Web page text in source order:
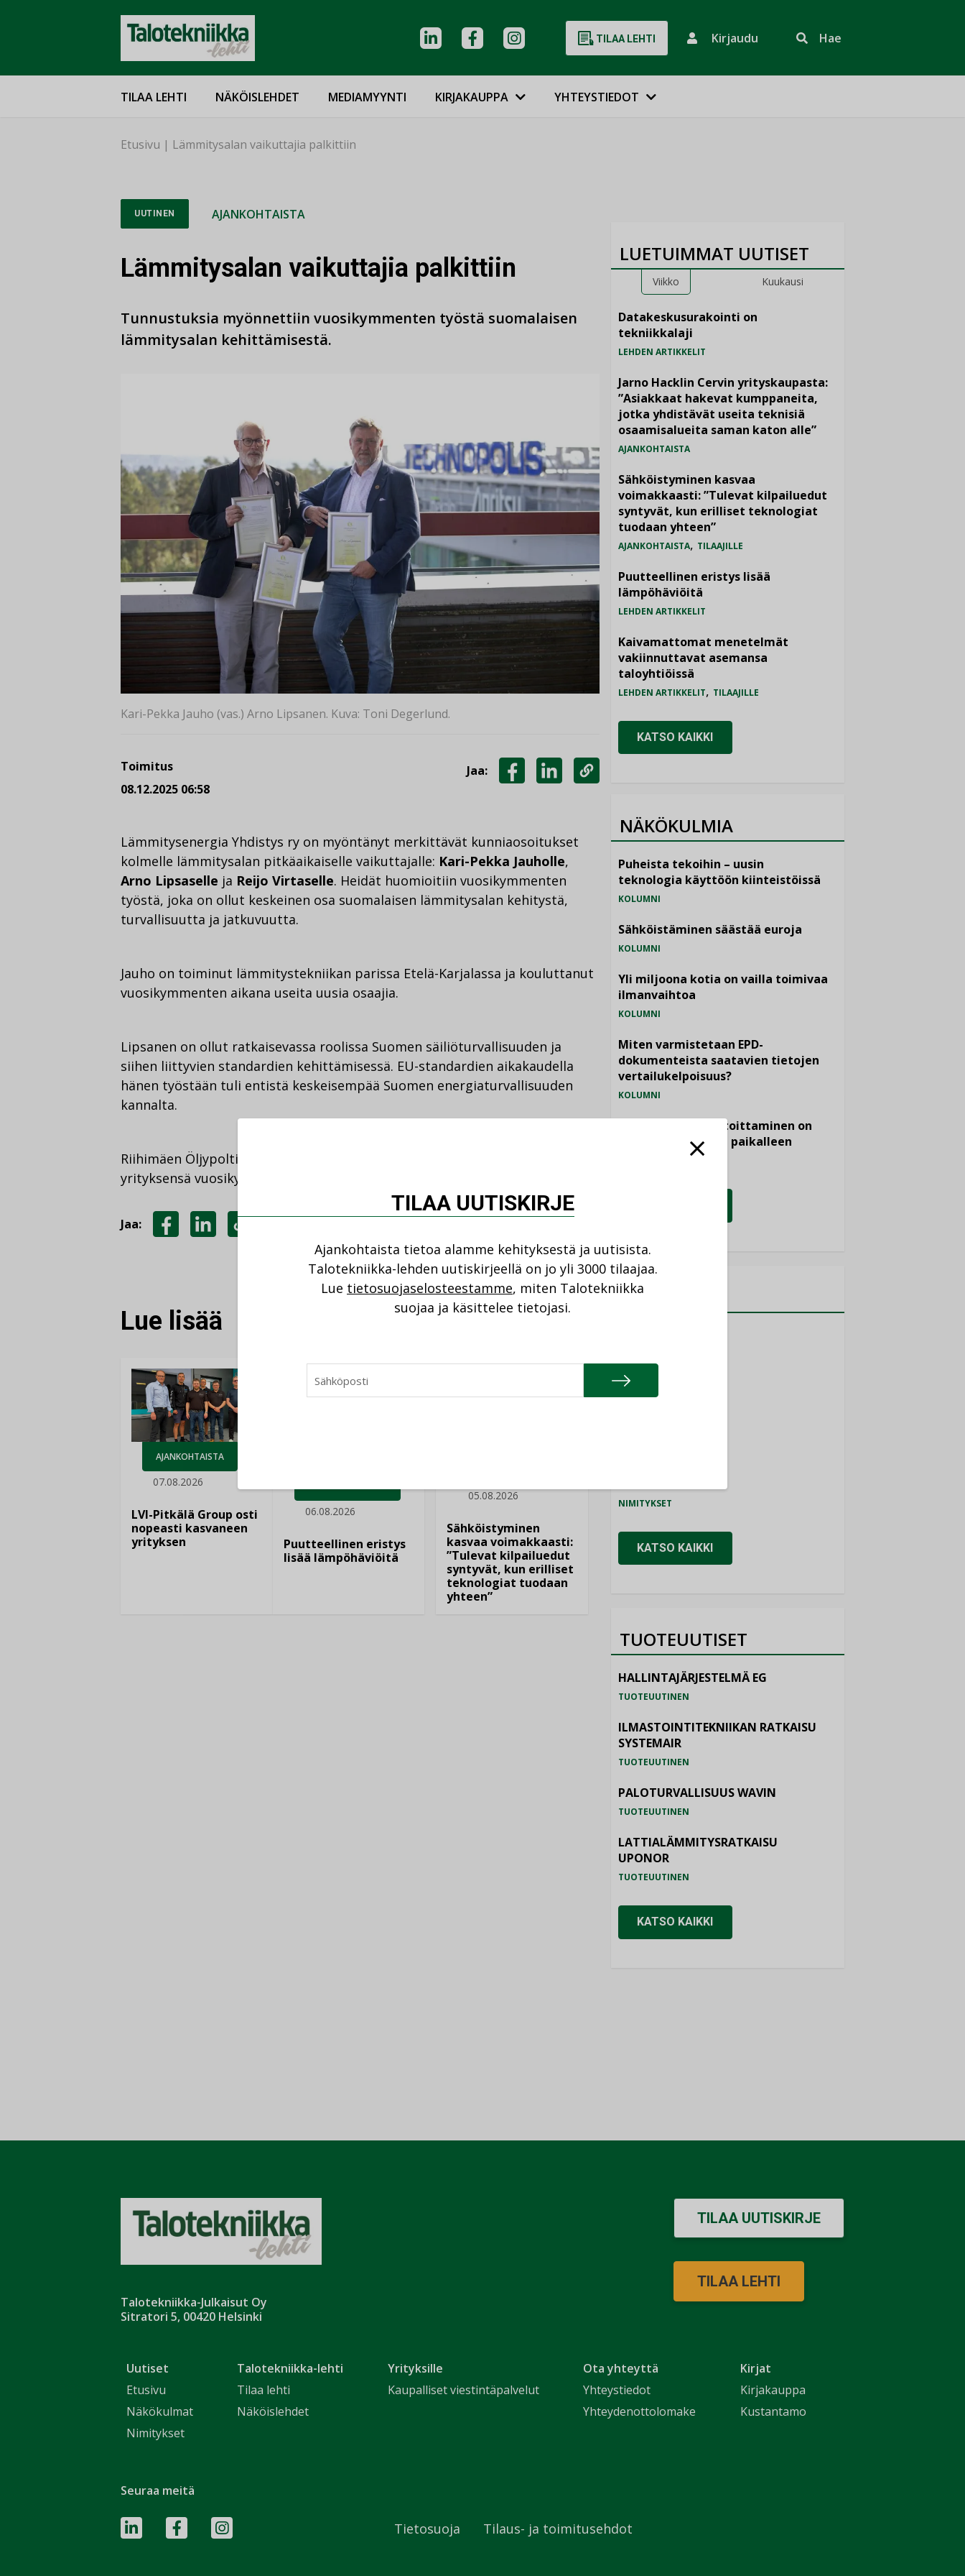
TILAA LEHTI Kirjaudu Hae
TILAA LEHTI NÄKÖISLEHDET MEDIAMYYNTI KIRJAKAUPPA YHTEYSTIEDOT
Etusivu | Lämmitysalan vaikuttajia palkittiin
UUTINEN AJANKOHTAISTA
Lämmitysalan vaikuttajia palkittiin
Tunnustuksia myönnettiin vuosikymmenten työstä suomalaisen
lämmitysalan kehittämisestä.
Kari-Pekka Jauho (vas.) Arno Lipsanen. Kuva: Toni Degerlund.
Toimitus
08.12.2025 06:58
Jaa:
Lämmitysenergia Yhdistys ry on myöntänyt merkittävät kunniaosoitukset
kolmelle lämmitysalan pitkäaikaiselle vaikuttajalle: Kari-Pekka Jauholle,
Arno Lipsaselle ja Reijo Virtaselle. Heidät huomioitiin vuosikymmenten
työstä, joka on ollut keskeinen osa suomalaisen lämmitysalan kehitystä,
turvallisuutta ja jatkuvuutta.
Jauho on toiminut lämmitystekniikan parissa Etelä-Karjalassa ja kouluttanut
vuosikymmenten aikana useita uusia osaajia.
Lipsanen on ollut ratkaisevassa roolissa Suomen säiliöturvallisuuden ja
siihen liittyvien standardien kehittämisessä. EU-standardien aikakaudella
hänen työstään tuli entistä keskeisempää Suomen energiaturvallisuuden
kannalta.
Riihimäen Öljypoltinhuollon toinen perustaja Virtanen on ohjannut
yrityksensä vuosikymmenten aikana 15 hengen työllistäjäksi.
Jaa:
Lue lisää Katso kaikki
AJANKOHTAISTA
07.08.2026
LVI-Pitkälä Group osti
nopeasti kasvaneen
yrityksen
06.08.2026
Puutteellinen eristys
lisää lämpöhäviöitä
05.08.2026
Sähköistyminen
kasvaa voimakkaasti:
”Tulevat kilpailuedut
syntyvät, kun erilliset
teknologiat tuodaan
yhteen”
LUETUIMMAT UUTISET
Viikko Kuukausi
Datakeskusurakointi on
tekniikkalaji
LEHDEN ARTIKKELIT
Jarno Hacklin Cervin yrityskaupasta:
”Asiakkaat hakevat kumppaneita,
jotka yhdistävät useita teknisiä
osaamisalueita saman katon alle”
AJANKOHTAISTA
Sähköistyminen kasvaa
voimakkaasti: ”Tulevat kilpailuedut
syntyvät, kun erilliset teknologiat
tuodaan yhteen”
AJANKOHTAISTA, TILAAJILLE
Puutteellinen eristys lisää
lämpöhäviöitä
LEHDEN ARTIKKELIT
Kaivamattomat menetelmät
vakiinnuttavat asemansa
taloyhtiöissä
LEHDEN ARTIKKELIT, TILAAJILLE
KATSO KAIKKI
NÄKÖKULMIA
Puheista tekoihin – uusin
teknologia käyttöön kiinteistöissä
KOLUMNI
Sähköistäminen säästää euroja
KOLUMNI
Yli miljoona kotia on vailla toimivaa
ilmanvaihtoa
KOLUMNI
Miten varmistetaan EPD-
dokumenteista saatavien tietojen
vertailukelpoisuus?
KOLUMNI
Vesi- ja viemärimitoittaminen on
jämähtänyt ajassa paikalleen
NIMITYKSET
Refair
NIMITYKSET
KATSO KAIKKI
TUOTEUUTISET
HALLINTAJÄRJESTELMÄ EG
TUOTEUUTINEN
ILMASTOINTITEKNIIKAN RATKAISU
SYSTEMAIR
TUOTEUUTINEN
PALOTURVALLISUUS WAVIN
TUOTEUUTINEN
LATTIALÄMMITYSRATKAISU
UPONOR
TUOTEUUTINEN
KATSO KAIKKI
Talotekniikka-Julkaisut Oy
Sitratori 5, 00420 Helsinki
Uutiset
Etusivu
Näkökulmat
Nimitykset
Talotekniikka-lehti
Tilaa lehti
Näköislehdet
Yrityksille
Kaupalliset viestintäpalvelut
Ota yhteyttä
Yhteystiedot
Yhteydenottolomake
Kirjat
Kirjakauppa
Kustantamo
TILAA UUTISKIRJE
TILAA LEHTI
Seuraa meitä
Tietosuoja Tilaus- ja toimitusehdot
TILAA UUTISKIRJE
Ajankohtaista tietoa alamme kehityksestä ja uutisista.
Talotekniikka-lehden uutiskirjeellä on jo yli 3000 tilaajaa.
Lue tietosuojaselosteestamme, miten Talotekniikka
suojaa ja käsittelee tietojasi.